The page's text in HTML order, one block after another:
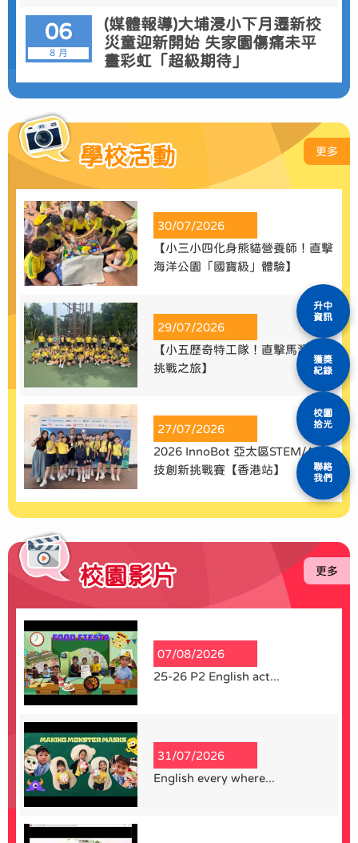
06
8 月
(媒體報導)大埔浸小下月遷新校
災童迎新開始 失家園傷痛未平
畫彩虹「超級期待」
更多
學校活動
30/07/2026
【小三小四化身熊貓營養師！直擊
海洋公園「國寶級」體驗】
29/07/2026
【小五歷奇特工隊！直擊馬灣極限
挑戰之旅】
27/07/2026
2026 InnoBot 亞太區STEM/AI科
技創新挑戰賽【香港站】
更多
校園影片
07/08/2026
25-26 P2 English act...
31/07/2026
English every where...
升中
資訊
獲獎
紀錄
校園
拾光
聯絡
我們